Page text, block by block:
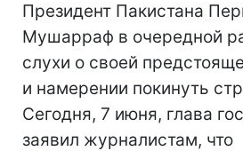
Президент Пакистана
Мушарраф в очередной
слухи о своей
и намерении покинуть
Сегодня, 7 июня, глава
заявил журналистам, что